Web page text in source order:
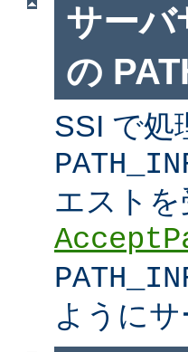
サーバ
の
SSI で処
エスト
ように